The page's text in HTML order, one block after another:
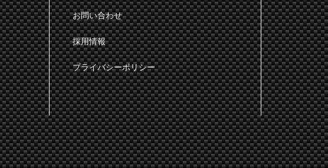
お問い合わせ
採用情報
プライバシーポリシー